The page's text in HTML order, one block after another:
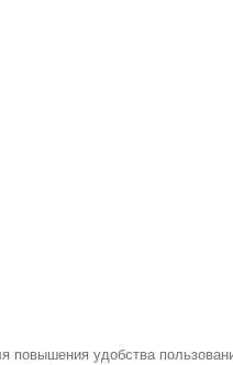
повышения удобства